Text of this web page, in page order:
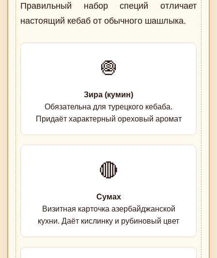
Правильный набор специй отличает
настоящий кебаб от обычного шашлыка.
🧅
Зира (кумин)
Обязательна для турецкого кебаба.
Придаёт характерный ореховый аромат
🔴
Сумах
Визитная карточка азербайджанской
кухни. Даёт кислинку и рубиновый цвет